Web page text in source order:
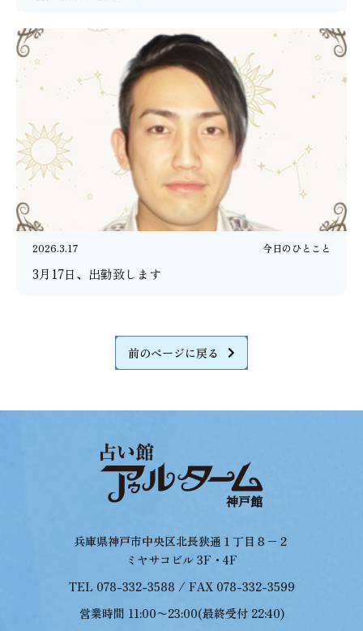
2026.3.17 今日のひとこと
3月17日、出勤致します
前のページに戻る
兵庫県神戸市中央区北長狭通１丁目８−２
ミヤサコビル 3F・4F
TEL 078-332-3588 / FAX 078-332-3599
営業時間 11:00〜23:00(最終受付 22:40)